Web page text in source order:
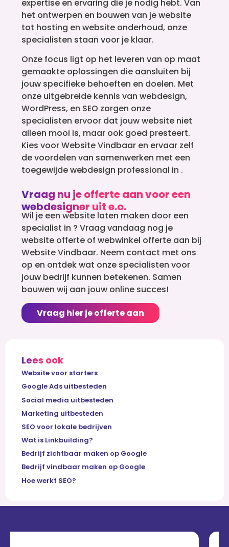
expertise en ervaring die je nodig hebt. Van
het ontwerpen en bouwen van je website
tot hosting en website onderhoud, onze
specialisten staan voor je klaar.
Onze focus ligt op het leveren van op maat
gemaakte oplossingen die aansluiten bij
jouw specifieke behoeften en doelen. Met
onze uitgebreide kennis van webdesign,
WordPress, en SEO zorgen onze
specialisten ervoor dat jouw website niet
alleen mooi is, maar ook goed presteert.
Kies voor Website Vindbaar en ervaar zelf
de voordelen van samenwerken met een
toegewijde webdesign professional in .
Vraag nu je offerte aan voor een
webdesigner uit e.o.
Wil je een website laten maken door een
specialist in ? Vraag vandaag nog je
website offerte of webwinkel offerte aan bij
Website Vindbaar. Neem contact met ons
op en ontdek wat onze specialisten voor
jouw bedrijf kunnen betekenen. Samen
bouwen wij aan jouw online succes!
Vraag hier je offerte aan
Lees ook
Website voor starters
Google Ads uitbesteden
Social media uitbesteden
Marketing uitbesteden
SEO voor lokale bedrijven
Wat is Linkbuilding?
Bedrijf zichtbaar maken op Google
Bedrijf vindbaar maken op Google
Hoe werkt SEO?